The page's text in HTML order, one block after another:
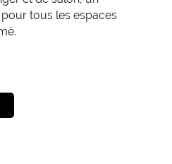
tous les espaces